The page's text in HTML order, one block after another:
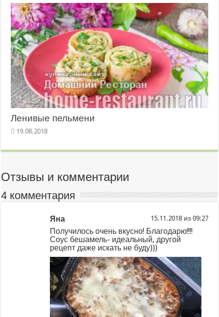
Ленивые пельмени
19.08.2018
Отзывы и комментарии
4 комментария
Яна из
Получилось очень вкусно! Благодарю!!!!
Соус бешамель- идеальный, другой
рецепт даже искать не буду)))